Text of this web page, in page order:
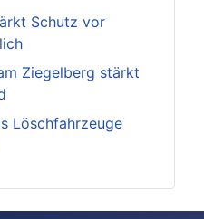
Schutz vor
Ziegelberg stärkt
Löschfahrzeuge